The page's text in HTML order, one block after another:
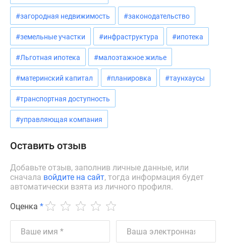
#загородная недвижимость #законодательство
#земельные участки #инфраструктура #ипотека
#Льготная ипотека #малоэтажное жилье
#материнский капитал #планировка #таунхаусы
#транспортная доступность
#управляющая компания
Оставить отзыв
Добавьте отзыв, заполнив личные данные, или
сначала войдите на сайт, тогда информация будет
автоматически взята из личного профиля.
Оценка *